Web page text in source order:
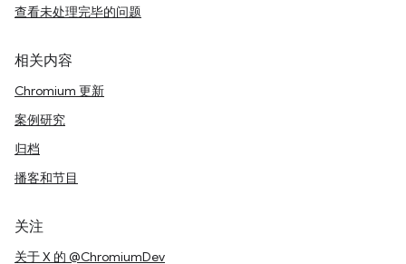
查看未处理完毕的问题
相关内容
Chromium 更新
案例研究
归档
播客和节目
关注
关于 X 的 @ChromiumDev